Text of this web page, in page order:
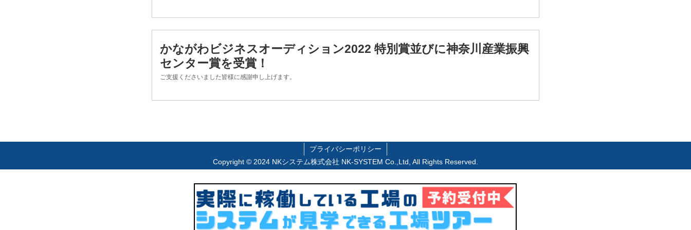
かながわビジネスオーディション2022 特別賞並びに神奈川産業振興
センター賞を受賞！
ご支援くださいました皆様に感謝申し上げます。
プライバシーポリシー
Copyright © 2024 NKシステム株式会社 NK-SYSTEM Co.,Ltd, All Rights Reserved.